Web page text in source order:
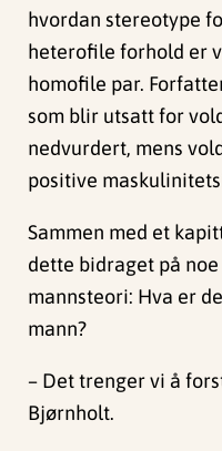
hvordan stereotype
heterofile forhold er
homofile par.
som blir utsatt for
nedvurdert, mens
positive
Sammen med et
dette bidraget på
mannsteori: Hva er
mann?
– Det trenger vi å
Bjørnholt.